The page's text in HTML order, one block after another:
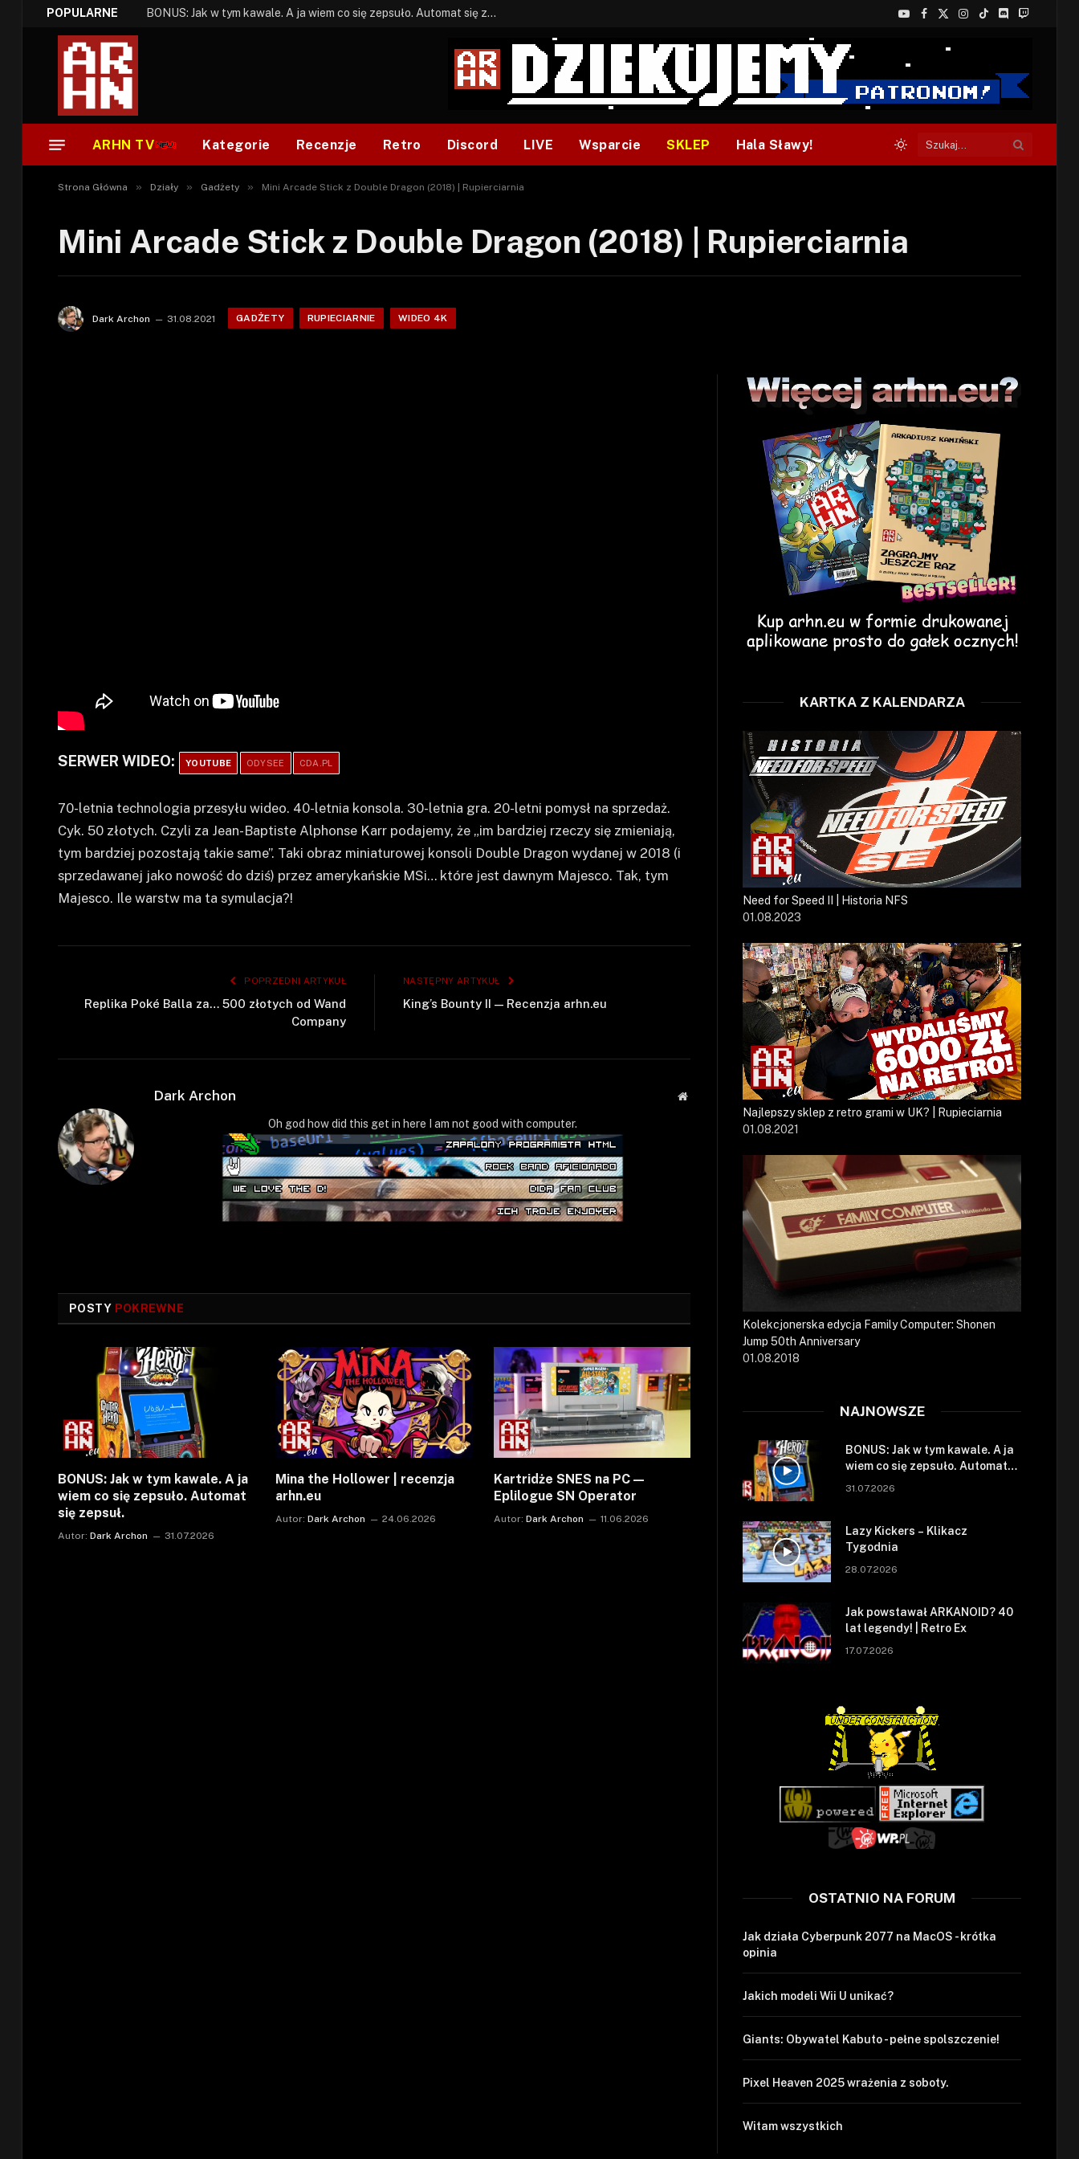
POPULARNE BONUS: Jak w tym kawale. A ja wiem co się zepsuło. Automat się zepsuł.
YouTube
Facebook
X
Instagram
TikTokDiscordTwitch
ARHN TV Kategorie Recenzje Retro Discord LIVE Wsparcie SKLEP Hala Sławy!
Strona Główna » Działy » Gadżety » Mini Arcade Stick z Double Dragon (2018) | Rupierciarnia
Mini Arcade Stick z Double Dragon (2018) | Rupierciarnia
Dark Archon 31.08.2021 GADŻETY RUPIECIARNIE WIDEO 4K
SERWER WIDEO: YOUTUBE ODYSEE CDA.PL
70-letnia technologia przesyłu wideo. 40-letnia konsola. 30-letnia gra. 20-letni pomysł na sprzedaż.
Cyk. 50 złotych. Czyli za Jean-Baptiste Alphonse Karr podajemy, że „im bardziej rzeczy się zmieniają,
tym bardziej pozostają takie same”. Taki obraz miniaturowej konsoli Double Dragon wydanej w 2018 (i
sprzedawanej jako nowość do dziś) przez amerykańskie MSi… które jest dawnym Majesco. Tak, tym
Majesco. Ile warstw ma ta symulacja?!
POPRZEDNI ARTYKUŁ
Replika Poké Balla za… 500 złotych od Wand
Company
NASTĘPNY ARTYKUŁ
King’s Bounty II — Recenzja arhn.eu
Dark Archon
Strona
Oh god how did this get in here I am not good with computer.
POSTY POKREWNE
BONUS: Jak w tym kawale. A ja
wiem co się zepsuło. Automat
się zepsuł.
Autor: Dark Archon 31.07.2026
Mina the Hollower | recenzja
arhn.eu
Autor: Dark Archon 24.06.2026
Kartridże SNES na PC —
Eplilogue SN Operator
Autor: Dark Archon 11.06.2026
KARTKA Z KALENDARZA
Need for Speed II | Historia NFS
01.08.2023
Najlepszy sklep z retro grami w UK? | Rupieciarnia
01.08.2021
Kolekcjonerska edycja Family Computer: Shonen
Jump 50th Anniversary
01.08.2018
NAJNOWSZE
BONUS: Jak w tym kawale. A ja
wiem co się zepsuło. Automat
się zepsuł.
31.07.2026
Lazy Kickers – Klikacz
Tygodnia
28.07.2026
Jak powstawał ARKANOID? 40
lat legendy! | Retro Ex
17.07.2026
OSTATNIO NA FORUM
Jak działa Cyberpunk 2077 na MacOS - krótka
opinia
Jakich modeli Wii U unikać?
Giants: Obywatel Kabuto - pełne spolszczenie!
Pixel Heaven 2025 wrażenia z soboty.
Witam wszystkich